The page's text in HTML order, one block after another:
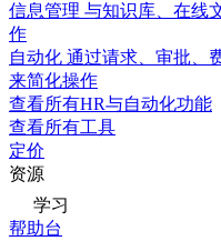
信息管理 与知识库、在线
作
自动化 通过请求、审批、
来简化操作
查看所有HR与自动化功能
查看所有工具
定价
资源
学习
帮助台